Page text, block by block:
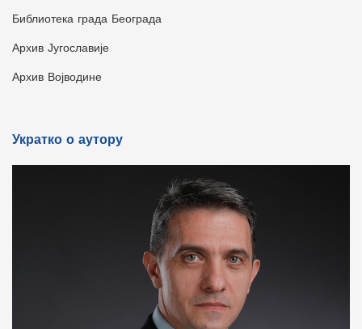
Библиотека града Београда
Архив Југославије
Архив Војводине
Укратко о аутору